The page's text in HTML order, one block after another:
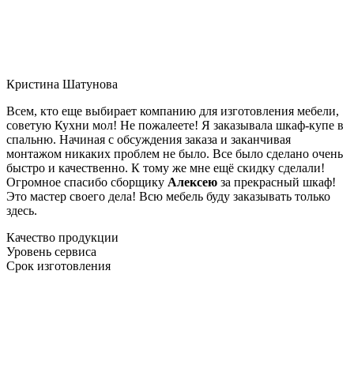
Кристина Шатунова
Всем, кто еще выбирает компанию для изготовления мебели,
советую Кухни мол! Не пожалеете! Я заказывала шкаф-купе в
спальню. Начиная с обсуждения заказа и заканчивая
монтажом никаких проблем не было. Все было сделано очень
быстро и качественно. К тому же мне ещё скидку сделали!
Огромное спасибо сборщику Алексею за прекрасный шкаф!
Это мастер своего дела! Всю мебель буду заказывать только
здесь.
Качество продукции
Уровень сервиса
Срок изготовления